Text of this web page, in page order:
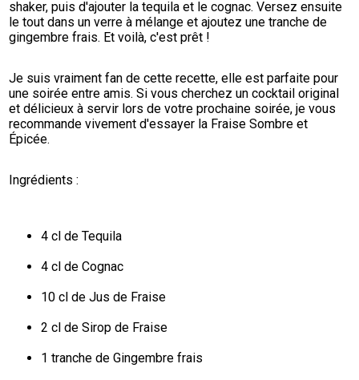
shaker, puis d'ajouter la tequila et le cognac. Versez ensuite
le tout dans un verre à mélange et ajoutez une tranche de
gingembre frais. Et voilà, c'est prêt !
Je suis vraiment fan de cette recette, elle est parfaite pour
une soirée entre amis. Si vous cherchez un cocktail original
et délicieux à servir lors de votre prochaine soirée, je vous
recommande vivement d'essayer la Fraise Sombre et
Épicée.
Ingrédients :
4 cl de Tequila
4 cl de Cognac
10 cl de Jus de Fraise
2 cl de Sirop de Fraise
1 tranche de Gingembre frais